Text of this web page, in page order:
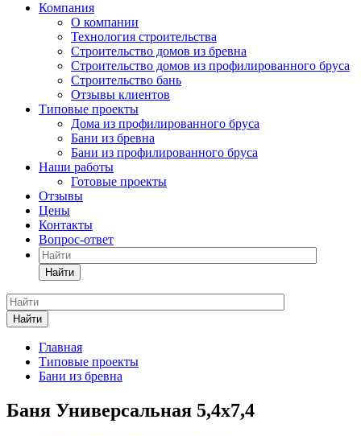
Компания
О компании
Технология строительства
Строительство домов из бревна
Строительство домов из профилированного бруса
Строительство бань
Отзывы клиентов
Типовые проекты
Дома из профилированного бруса
Бани из бревна
Бани из профилированного бруса
Наши работы
Готовые проекты
Отзывы
Цены
Контакты
Вопрос-ответ
Найти
Найти
Главная
Типовые проекты
Бани из бревна
Баня Универсальная 5,4х7,4